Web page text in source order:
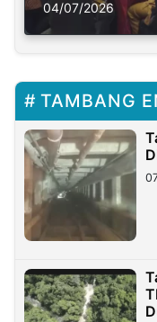
Solusi Krisis Iklim
04/07/2026
TAMBANG